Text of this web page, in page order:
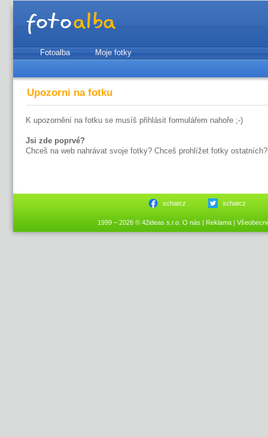
Fotoalba Moje fotky
Upozorni na fotku
K upozornění na fotku se musíš přihlásit formulářem nahoře ;-)
Jsi zde poprvé?
Chceš na web nahrávat svoje fotky? Chceš prohlížet fotky ostatních?
xchatcz xchatcz
1999 – 2026 © 42ideas s.r.o. O nás | Reklama|